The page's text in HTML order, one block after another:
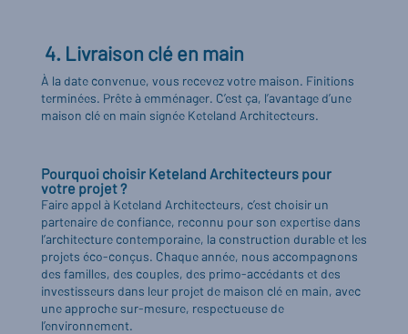
4. Livraison clé en main
À la date convenue, vous recevez votre maison. Finitions
terminées. Prête à emménager. C’est ça, l’avantage d’une
maison clé en main signée Keteland Architecteurs.
Pourquoi choisir Keteland Architecteurs pour
votre projet ?
Faire appel à Keteland Architecteurs, c’est choisir un
partenaire de confiance, reconnu pour son expertise dans
l’architecture contemporaine, la construction durable et les
projets éco-conçus. Chaque année, nous accompagnons
des familles, des couples, des primo-accédants et des
investisseurs dans leur projet de maison clé en main, avec
une approche sur-mesure, respectueuse de
l’environnement.